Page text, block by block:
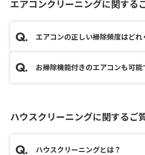
エアコンクリーニングに関する
エアコンの正しい掃除頻度はどれ
お掃除機能付きのエアコンも可能
ハウスクリーニングに関するご
ハウスクリーニングとは？